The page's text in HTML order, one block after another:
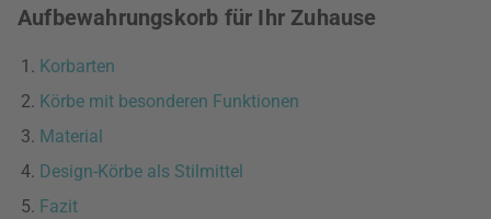
Aufbewahrungskorb für Ihr Zuhause
Korbarten
Körbe mit besonderen Funktionen
Material
Design-Körbe als Stilmittel
Fazit